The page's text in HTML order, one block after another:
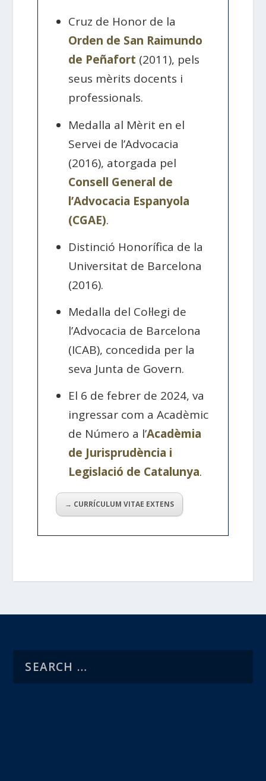
Cruz de Honor de la
Orden de San Raimundo
de Peñafort (2011), pels
seus mèrits docents i
professionals.
Medalla al Mèrit en el
Servei de l’Advocacia
(2016), atorgada pel
Consell General de
l’Advocacia Espanyola
(CGAE).
Distinció Honorífica de la
Universitat de Barcelona
(2016).
Medalla del Col·legi de
l’Advocacia de Barcelona
(ICAB), concedida per la
seva Junta de Govern.
El 6 de febrer de 2024, va
ingressar com a Acadèmic
de Número a l’Acadèmia
de Jurisprudència i
Legislació de Catalunya.
→ CURRÍCULUM VITAE EXTENS